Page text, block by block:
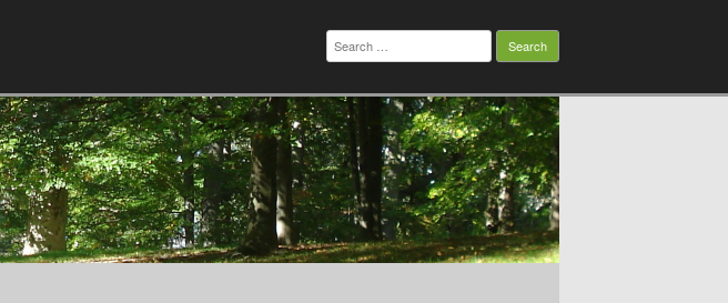
Search
for: